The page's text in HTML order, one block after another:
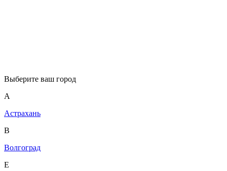
Выберите ваш город
А
Астрахань
В
Волгоград
Е